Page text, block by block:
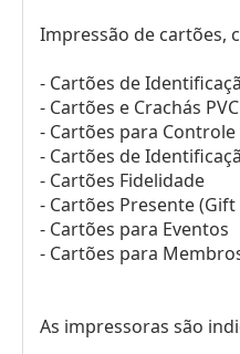
Impressão de cartões,
- Cartões de
- Cartões e Crachás PVC
- Cartões para Controle
- Cartões de
- Cartões Fidelidade
- Cartões Presente (Gift
- Cartões para Eventos
- Cartões para
As impressoras são